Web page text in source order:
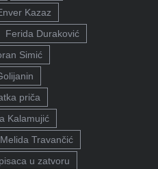
Kazaz
Ferida Duraković
Simić
priča
Kalamujić
Melida Travančić
u zatvoru